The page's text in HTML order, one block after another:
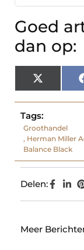
Goed
dan op:
X
(Twitter)
Tags:
Groothandel
, Herman Miller
Balance Black
Delen:
Meer